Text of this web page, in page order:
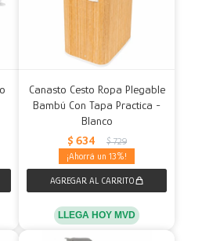
Canasto Cesto Ropa Plegable
Bambú Con Tapa Practica -
Blanco
$ 634 $ 729
13
LLEGA HOY MVD